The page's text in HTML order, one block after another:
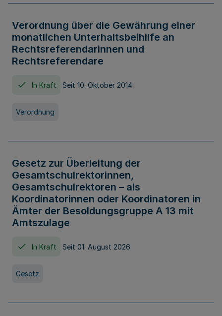
Verordnung über die Gewährung einer
monatlichen Unterhaltsbeihilfe an
Rechtsreferendarinnen und
Rechtsreferendare
In Kraft Seit 10. Oktober 2014
Verordnung
Gesetz zur Überleitung der
Gesamtschulrektorinnen,
Gesamtschulrektoren – als
Koordinatorinnen oder Koordinatoren in
Ämter der Besoldungsgruppe A 13 mit
Amtszulage
In Kraft Seit 01. August 2026
Gesetz